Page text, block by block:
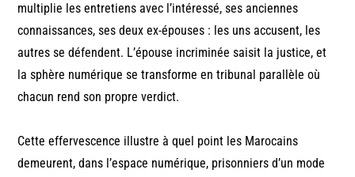
multiplie les entretiens avec l’intéressé, ses anciennes
connaissances, ses deux ex-épouses : les uns accusent, les
autres se défendent. L’épouse incriminée saisit la justice, et
la sphère numérique se transforme en tribunal parallèle où
chacun rend son propre verdict.
Cette effervescence illustre à quel point les Marocains
demeurent, dans l’espace numérique, prisonniers d’un mode